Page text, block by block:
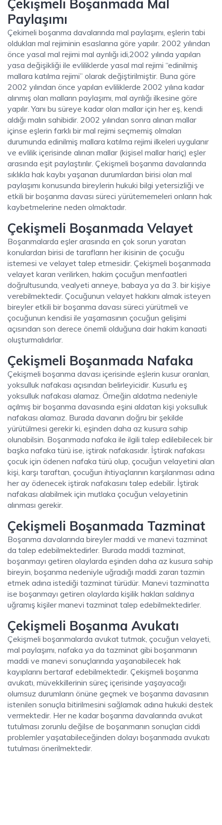
Çekişmeli Boşanmada Mal
Paylaşımı
Çekimeli boşanma davalarında mal paylaşımı, eşlerin tabi
oldukları mal rejiminin esaslarına göre yapılır. 2002 yılından
önce yasal mal rejimi mal ayrılığı idi,2002 yılında yapılan
yasa değişikliği ile evliliklerde yasal mal rejimi “edinilmiş
mallara katılma rejimi” olarak değiştirilmiştir. Buna göre
2002 yılından önce yapılan evliliklerde 2002 yılına kadar
alınmış olan malların paylaşımı, mal ayrılığı ilkesine göre
yapılır. Yanı bu süreye kadar olan mallar için her eş, kendi
aldığı malın sahibidir. 2002 yılından sonra alınan mallar
içinse eşlerin farklı bir mal rejimi seçmemiş olmaları
durumunda edinilmiş mallara katılma rejimi ilkeleri uygulanır
ve evlilik içerisinde alınan mallar (kişisel mallar hariç) eşler
arasında eşit paylaştırılır. Çekişmeli boşanma davalarında
sıklıkla hak kaybı yaşanan durumlardan birisi olan mal
paylaşımı konusunda bireylerin hukuki bilgi yetersizliği ve
etkili bir boşanma davası süreci yürütememeleri onların hak
kaybetmelerine neden olmaktadır.
Çekişmeli Boşanmada Velayet
Boşanmalarda eşler arasında en çok sorun yaratan
konulardan birisi de tarafların her ikisinin de çocuğu
istemesi ve velayet talep etmesidir. Çekişmeli boşanmada
velayet kararı verilirken, hakim çocuğun menfaatleri
doğrultusunda, vealyeti anneye, babaya ya da 3. bir kişiye
verebilmektedir. Çocuğunun velayet hakkını almak isteyen
bireyler etkili bir boşanma davası süreci yürütmeli ve
çocuğunun kendisi ile yaşamasının çocuğun gelişimi
açısından son derece önemli olduğuna dair hakim kanaati
oluşturmalıdırlar.
Çekişmeli Boşanmada Nafaka
Çekişmeli boşanma davası içerisinde eşlerin kusur oranları,
yoksulluk nafakası açısından belirleyicidir. Kusurlu eş
yoksulluk nafakası alamaz. Örneğin aldatma nedeniyle
açılmış bir boşanma davasında eşini aldatan kişi yoksulluk
nafakası alamaz. Burada davanın doğru bir şekilde
yürütülmesi gerekir ki, eşinden daha az kusura sahip
olunabilsin. Boşanmada nafaka ile ilgili talep edilebilecek bir
başka nafaka türü ise, iştirak nafakasıdır. İştirak nafakası
çocuk için ödenen nafaka türü olup, çocuğun velayetini alan
kişi, karşı taraftan, çocuğun ihtiyaçlarının karşılanması adına
her ay ödenecek iştirak nafakasını talep edebilir. İştirak
nafakası alabilmek için mutlaka çocuğun velayetinin
alınması gerekir.
Çekişmeli Boşanmada Tazminat
Boşanma davalarında bireyler maddi ve manevi tazminat
da talep edebilmektedirler. Burada maddi tazminat,
boşanmayı getiren olaylarda eşinden daha az kusura sahip
bireyin, boşanma nedeniyle uğradığı maddi zararı tazmin
etmek adına istediği tazminat türüdür. Manevi tazminatta
ise boşanmayı getiren olaylarda kişilik hakları saldırıya
uğramış kişiler manevi tazminat talep edebilmektedirler.
Çekişmeli Boşanma Avukatı
Çekişmeli boşanmalarda avukat tutmak, çocuğun velayeti,
mal paylaşımı, nafaka ya da tazminat gibi boşanmanın
maddi ve manevi sonuçlarında yaşanabilecek hak
kayıplarını bertaraf edebilmektedir. Çekişmeli boşanma
avukatı, müvekkillerinin süreç içerisinde yaşayacağı
olumsuz durumların önüne geçmek ve boşanma davasının
istenilen sonuçla bitirilmesini sağlamak adına hukuki destek
vermektedir. Her ne kadar boşanma davalarında avukat
tutulması zorunlu değilse de boşanmanın sonuçları ciddi
problemler yaşatabileceğinden dolayı boşanmada avukatı
tutulması önerilmektedir.